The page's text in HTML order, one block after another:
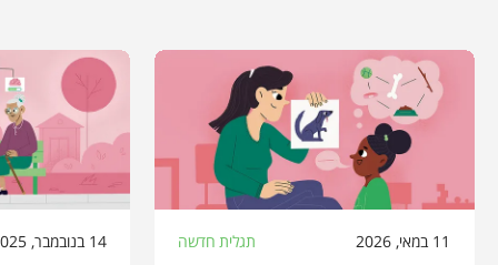
11 במאי, 2026 תגלית חדשה 14 בנובמבר, 2025